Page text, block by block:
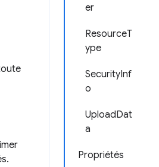
er
ResourceT
ype
SecurityInf
o
UploadDat
a
Propriétés